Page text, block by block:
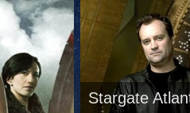
Stargate